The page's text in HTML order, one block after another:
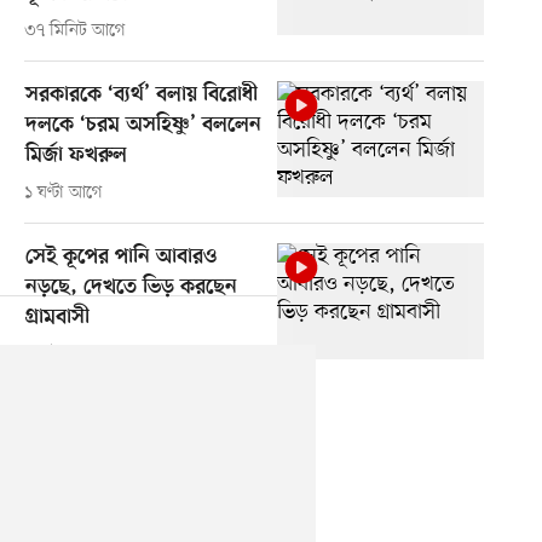
৩৭ মিনিট আগে
সরকারকে ‘ব্যর্থ’ বলায় বিরোধী
দলকে ‘চরম অসহিষ্ণু’ বললেন
মির্জা ফখরুল
১ ঘণ্টা আগে
সেই কূপের পানি আবারও
নড়ছে, দেখতে ভিড় করছেন
গ্রামবাসী